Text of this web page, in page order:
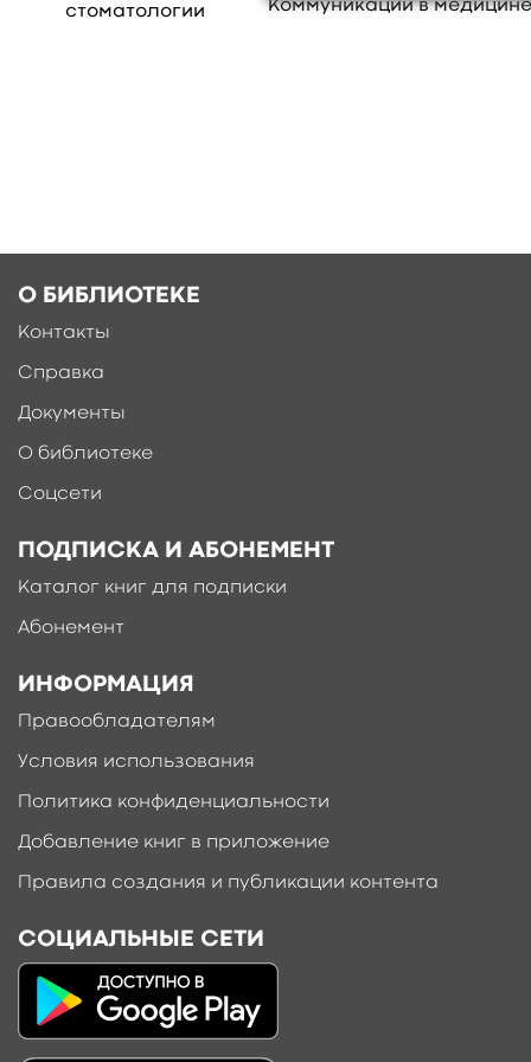
стоматологии
Коммуникации в
О БИБЛИОТЕКЕ
Контакты
Справка
Документы
О библиотеке
Соцсети
ПОДПИСКА И АБОНЕМЕНТ
Каталог книг для подписки
Абонемент
ИНФОРМАЦИЯ
Правообладателям
Условия использования
Политика конфиденциальности
Добавление книг в приложение
Правила создания и публикации контента
СОЦИАЛЬНЫЕ СЕТИ